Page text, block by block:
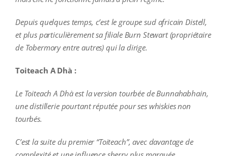
Depuis quelques temps, c’est le groupe sud africain Distell,
et plus particulièrement sa filiale Burn Stewart (propriétaire
de Tobermory entre autres) qui la dirige.
Toiteach A Dhà :
Le Toiteach A Dhà est la version tourbée de Bunnahabhain,
une distillerie pourtant réputée pour ses whiskies non
tourbés.
C’est la suite du premier “Toiteach”, avec davantage de